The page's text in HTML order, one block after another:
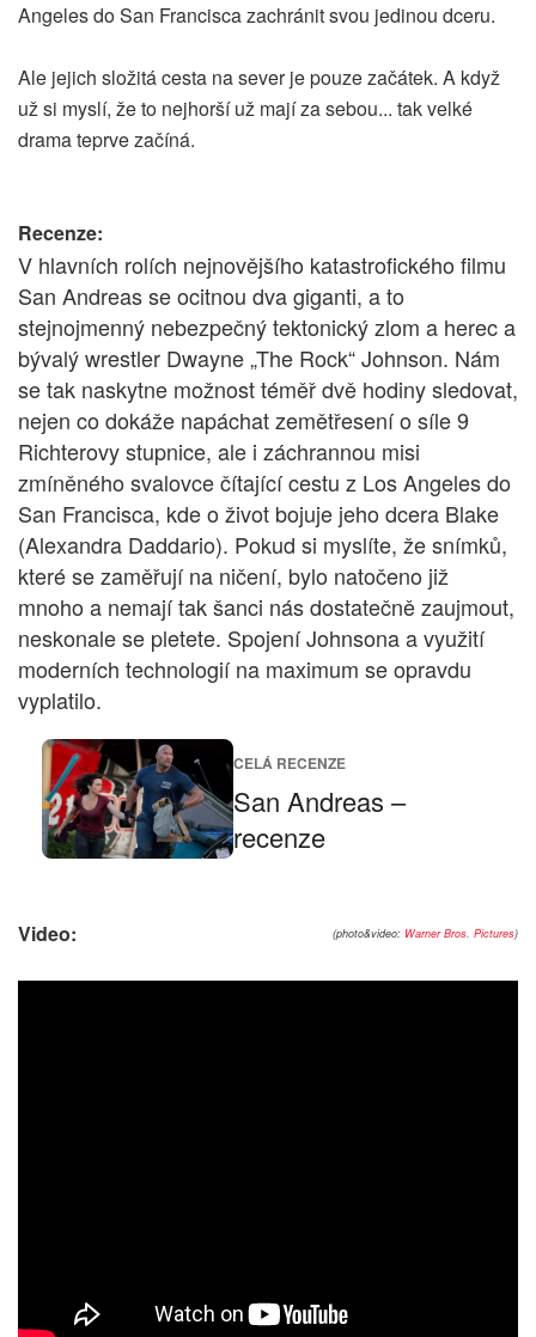
Angeles do San Francisca zachránit svou jedinou dceru.
Ale jejich složitá cesta na sever je pouze začátek. A když
už si myslí, že to nejhorší už mají za sebou... tak velké
drama teprve začíná.
Recenze:
V hlavních rolích nejnovějšího katastrofického filmu
San Andreas se ocitnou dva giganti, a to
stejnojmenný nebezpečný tektonický zlom a herec a
bývalý wrestler Dwayne „The Rock“ Johnson. Nám
se tak naskytne možnost téměř dvě hodiny sledovat,
nejen co dokáže napáchat zemětřesení o síle 9
Richterovy stupnice, ale i záchrannou misi
zmíněného svalovce čítající cestu z Los Angeles do
San Francisca, kde o život bojuje jeho dcera Blake
(Alexandra Daddario). Pokud si myslíte, že snímků,
které se zaměřují na ničení, bylo natočeno již
mnoho a nemají tak šanci nás dostatečně zaujmout,
neskonale se pletete. Spojení Johnsona a využití
moderních technologií na maximum se opravdu
vyplatilo.
CELÁ RECENZE
San Andreas –
recenze
(photo&video: Warner Bros. Pictures)
Video: